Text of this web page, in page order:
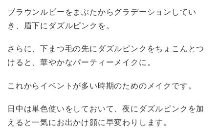
ブラウンルビーをまぶたからグラデーションしてい
き、眉下にダズルピンクを。
さらに、下まつ毛の先にダズルピンクをちょこんとつ
けると、華やかなパーティーメイクに。
これからイベントが多い時期のためのメイクです。
日中は単色使いをしておいて、夜にダズルピンクを加
えると一気にお出かけ顔に早変わりします。